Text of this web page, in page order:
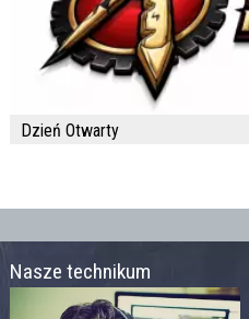
Dzień Otwarty
Nasze technikum